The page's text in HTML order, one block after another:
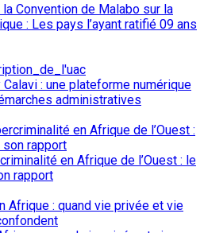
Convention de Malabo sur la
: Les pays l’ayant ratifié 09 ans
Calavi : une plateforme numérique
administratives
en Afrique de l’Ouest : le
rapport